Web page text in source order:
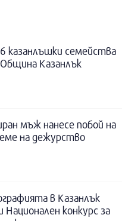
казанлъшки семейства
Казанлък
мъж нанесе побой на
на дежурство
в Казанлък
Национален конкурс за